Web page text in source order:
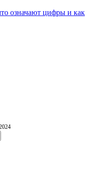
означают цифры и как